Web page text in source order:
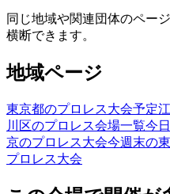
同じ地域や関連団体のペー
横断できます。
地域ページ
東京都のプロレス大会予定
川区のプロレス会場一覧今
京のプロレス大会今週末の
プロレス大会